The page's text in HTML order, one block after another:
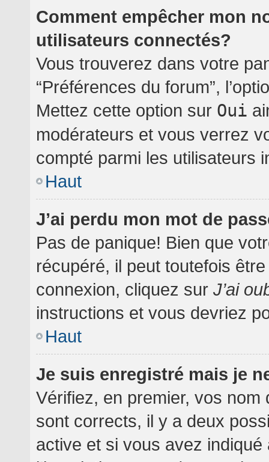
Comment empêcher mon
utilisateurs connectés?
Vous trouverez dans votre
“Préférences du forum”,
Mettez cette option sur Oui
modérateurs et vous verrez
compté parmi les utilisateurs
Haut
J’ai perdu mon mot de
Pas de panique! Bien que
récupéré, il peut toutefois
connexion, cliquez sur J’ai
instructions et vous devriez
Haut
Je suis enregistré mais je
Vérifiez, en premier, vos nom
sont corrects, il y a deux
active et si vous avez